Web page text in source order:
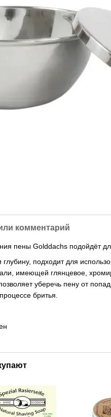
комментарий
пены Golddachs подойдёт
подходит для
имеющей глянцевое,
уберечь пену от
бритья.